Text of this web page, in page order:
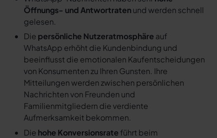
Öffnungs- und Antwortratenund werden schnell
gelesen.
Die persönliche Nutzeratmosphäre auf
WhatsApp erhöht die Kundenbindung und
beeinflusst die emotionalen Kaufentscheidungen
von Konsumenten zu Ihren Gunsten. Ihre
Mitteilungen werden zwischen persönlichen
Nachrichten von Freunden und
Familienmitgliedern die verdiente
Aufmerksamkeit bekommen.
Die hohe Konversionsrate führt beim